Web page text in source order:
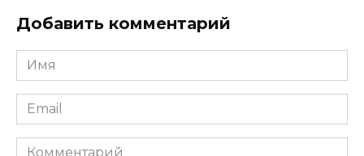
Добавить комментарий
Имя
Email
Комментарий